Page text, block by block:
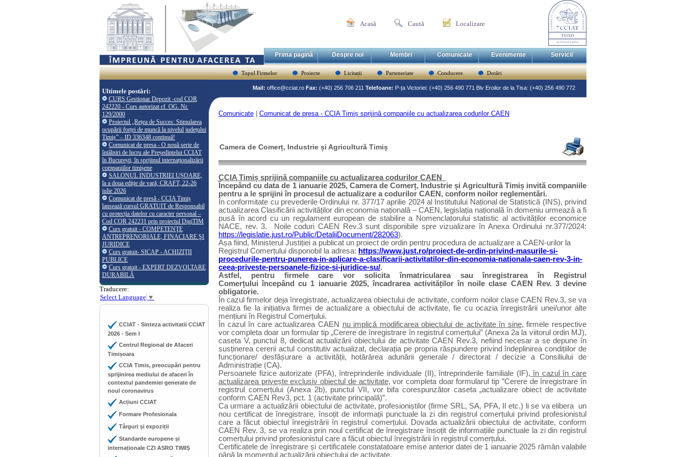
Acasă Caută Localizare
Prima pagină Despre noi Membri Comunicate Evenimente Servicii
Topul Firmelor Proiecte Licitații Parteneriate Conducere Dotări
Ultimele postări:
CURS Gestionar Depozit -cod COR
242220 - Curs autorizat cf. OG. Nr.
129/2000
Proiectul „Rețea de Succes: Stimularea
ocupării forței de muncă la nivelul județului
Timiș” – ID 336348 continuă!
Comunicat de presa - O nouă serie de
întâlniri de lucru ale Președintelui CCIAT
în București, în sprijinul internaționalizării
companiilor timișene
SALONUL INDUSTRIEI UȘOARE,
la a doua ediție de vară, CRAFT, 22-26
iulie 2026
Comunicat de presă - CCIA Timiș
lansează cursul GRATUIT de Responsabil
cu protecția datelor cu caracter personal –
Cod COR 242231 prin proiectul DigiTIM
Curs gratuit - COMPETENŢE
ANTREPRENORIALE, FINACIARE ŞI
JURIDICE
Curs gratuit- SICAP - ACHIZIŢII
PUBLICE
Curs gratuit - EXPERT DEZVOLTARE
DURABILĂ
Traducere:
Select Language ▼
CCIAT - Sinteza activitatii CCIAT
2026 - Sem I
Centrul Regional de Afaceri
Timișoara
CCIA Timis, preocupări pentru
sprijinirea mediului de afaceri în
contextul pandemiei generate de
noul coronavirus
Acțiuni CCIAT
Formare Profesionala
Târguri și expoziții
Standarde europene și
internaționale CZI ASRO TIMIȘ
Mail: office@cciat.ro Fax: (+40) 256 706 211 Telefoane: P-ța Victoriei: (+40) 256 490 771 Blv Eroilor de la Tisa: (+40) 256 490 772
Comunicate Comunicat de presa - CCIA Timiș sprijină companiile cu actualizarea codurilor CAEN
Camera de Comerț, Industrie și Agricultură Timiș
CCIA Timiș sprijină companiile cu actualizarea codurilor CAEN
Începând cu data de 1 ianuarie 2025, Camera de Comerț, Industrie și Agricultură Timiș invită companiile
pentru a le sprijini în procesul de actualizare a codurilor CAEN, conform noilor reglementări.
În conformitate cu prevederile Ordinului nr. 377/17 aprilie 2024 al Institutului Național de Statistică (INS), privind
actualizarea Clasificării activităților din economia națională – CAEN, legislația națională în domeniu urmează a fi
pusă în acord cu un regulament european de stabilire a Nomenclatorului statistic al activităților economice
NACE, rev. 3.
Noile coduri CAEN Rev.3 sunt disponibile spre vizualizare în Anexa Ordinului nr.377/2024:
https://legislatie.just.ro/Public/DetaliiDocument/282063).
Așa fiind, Ministerul Justiției a publicat un proiect de ordin pentru procedura de actualizare a CAEN-urilor la
Registrul Comerțului disponobil la adresa: https://www.just.ro/proiect-de-ordin-privind-masurile-si-
procedurile-pentru-punerea-in-aplicare-a-clasificarii-activitatilor-din-economia-nationala-caen-rev-3-in-
ceea-priveste-persoanele-fizice-si-juridice-su/.
Astfel, pentru firmele care vor solicita înmatricularea sau înregistrarea în Registrul
Comerțului începând cu 1 ianuarie 2025, încadrarea activităților în noile clase CAEN Rev. 3 devine
obligatorie.
În cazul firmelor deja înregistrate, actualizarea obiectului de activitate, conform noilor clase CAEN Rev.3, se va
realiza fie la inițiativa firmei de actualizare a obiectului de activitate, fie cu ocazia înregistrării unei/unor alte
mențiuni în Registrul Comerțului.
În cazul în care actualizarea CAEN nu implică modificarea obiectului de activitate în sine, firmele respective
vor completa doar un formular tip „Cerere de înregistrare în registrul comerțului” (Anexa 2a la viitorul ordin MJ),
caseta V, punctul 8, dedicat actualizării obiectului de activitate CAEN Rev.3, nefiind necesar a se depune în
susținerea cererii actul constitutiv actualizat, declarația pe propria răspundere privind îndeplinirea condițiilor de
funcționare/ desfășurare a activității, hotărârea adunării generale / directorat / decizie a Consiliului de
Administrație (CA).
Persoanele fizice autorizate (PFA), întreprinderile individuale (II), întreprinderile familiale (IF), în cazul în care
actualizarea privește exclusiv obiectul de activitate, vor completa doar formularul tip ”Cerere de înregistrare în
registrul comerțului (Anexa 2b), punctul VII, vor bifa corespunzător caseta „actualizare obiect de activitate
conform CAEN Rev3, pct. 1 (activitate principală)”.
Ca urmare a actualizării obiectului de activitate, profesioniștilor (firme SRL, SA, PFA, II etc.) li se va elibera un
nou certificat de înregistrare, însoțit de informații punctuale la zi din registrul comerțului privind profesionistul
care a făcut obiectul înregistrării în registrul comerțului. Dovada actualizării obiectului de activitate, conform
CAEN Rev. 3, se va realiza prin noul certificat de înregistrare însoțit de informațiile punctuale la zi din registrul
comerțului privind profesionistul care a făcut obiectul înregistrării în registrul comerțului.
Certificatele de înregistrare și certificatele constatatoare emise anterior datei de 1 ianuarie 2025 rămân valabile
până la momentul actualizării obiectului de activitate.